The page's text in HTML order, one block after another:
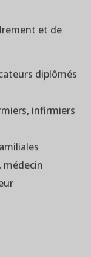
et de
diplômés
infirmiers